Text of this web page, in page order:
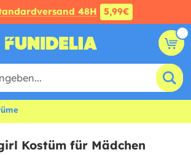
48H 5,99€
Kostüm für Mädchen